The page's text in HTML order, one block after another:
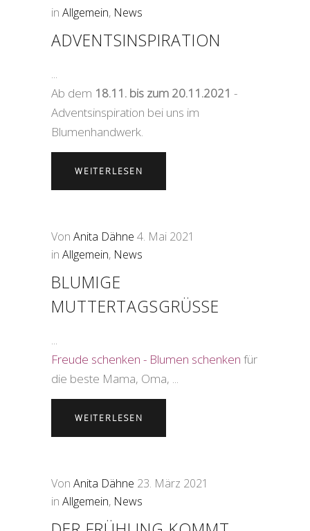
in Allgemein, News
ADVENTSINSPIRATION
Ab dem 18.11. bis zum 20.11.2021 -
Adventsinspiration bei uns im
Blumenhandwerk.
WEITERLESEN
Von Anita Dähne 4. Mai 2021
in Allgemein, News
BLUMIGE
MUTTERTAGSGRÜSSE
Freude schenken - Blumen schenken für
die beste Mama, Oma, ...
WEITERLESEN
Von Anita Dähne 23. März 2021
in Allgemein, News